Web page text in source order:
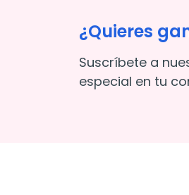
¿Quieres
Suscríbete a
especial en tu